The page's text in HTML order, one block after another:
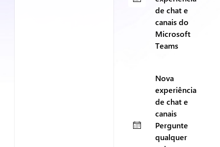
de chat e
canais do
Microsoft
Teams
Nova
experiência
de chat e
canais
Pergunte
qualquer